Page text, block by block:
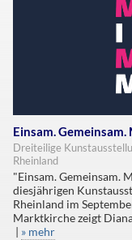
Einsam. Gemeinsam.
Dreiteilige
Rheinland
"Einsam. Gemeinsam.
diesjährigen
Rheinland im
Marktkirche zeigt
| » mehr